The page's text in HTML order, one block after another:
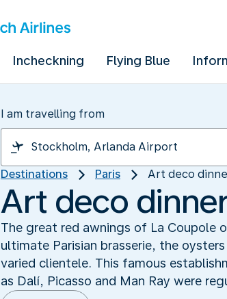
Incheckning Flying Blue
I am travelling from
Destinations Paris Art deco
Art deco
The great red awnings of La Coupole
ultimate Parisian brasserie, the
varied clientele. This famous
as Dalí, Picasso and Man Ray were